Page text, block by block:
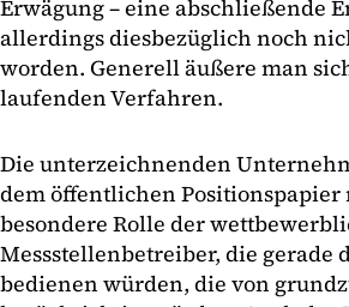
Erwägung – eine abschließende
allerdings diesbezüglich noch
worden. Generell äußere man
laufenden Verfahren.
Die unterzeichnenden
dem öffentlichen Positionspapier
besondere Rolle der
Messstellenbetreiber, die gerade
bedienen würden, die von